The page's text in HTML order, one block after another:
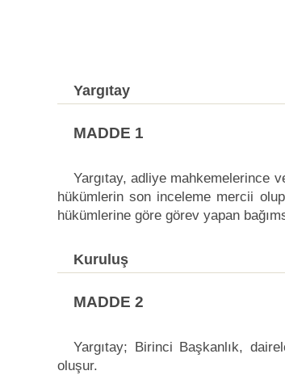
Yargıtay
MADDE 1
Yargıtay, adliye mahkemelerince
hükümlerin son inceleme mercii
hükümlerine göre görev yapan
Kuruluş
MADDE 2
Yargıtay; Birinci Başkanlık,
oluşur.